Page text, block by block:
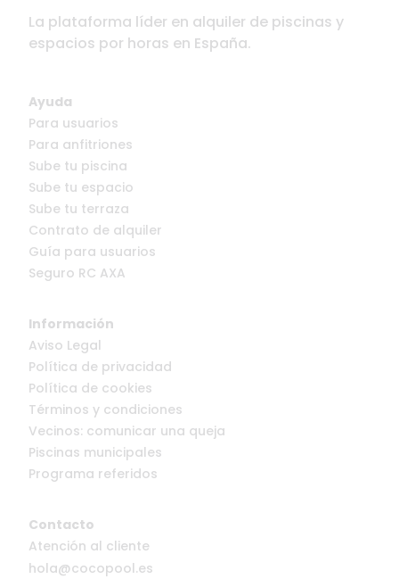
La plataforma líder en alquiler de piscinas y
espacios por horas en España.
Ayuda
Para usuarios
Para anfitriones
Sube tu piscina
Sube tu espacio
Sube tu terraza
Contrato de alquiler
Guía para usuarios
Seguro RC AXA
Información
Aviso Legal
Política de privacidad
Política de cookies
Términos y condiciones
Vecinos: comunicar una queja
Piscinas municipales
Programa referidos
Contacto
Atención al cliente
hola@cocopool.es